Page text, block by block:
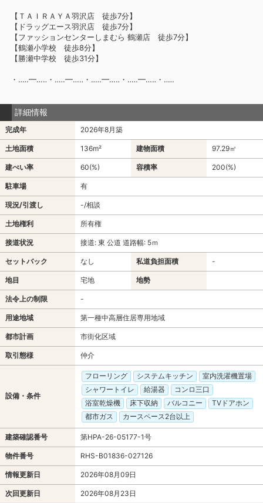
【ＴＡＩＲＡＹＡ羽沢店 徒歩7分】
【ドラッグエース羽沢店 徒歩7分】
【ファッションセンターしまむら 鶴瀬店 徒歩7分】
【鶴瀬小学校 徒歩8分】
【勝瀬中学校 徒歩31分】
・‥…━…‥・‥…━…‥・‥…━…‥・‥…━…‥・‥…
詳細情報
完成年 2026年8月築
土地面積 136m² 建物面積 97.29㎡
建ぺい率 60(%) 容積率 200(%)
駐車場 有
現況/引渡し -/相談
土地権利 所有権
接道状況 接道: 東 公道 道路幅: 5ｍ
セットバック なし 私道負担面積 -
地目 宅地 地勢
法令上の制限 -
用途地域 第一種中高層住居専用地域
都市計画 市街化区域
取引態様 仲介
設備・条件
フローリング システムキッチン
室内洗濯機置場
シャワートイレ
給湯器
コンロ三口
浴室乾燥機
床下収納 バルコニー
TVドアホン
都市ガス
カースペース2台以上
建築確認番号 第HPA-26-05177-1号
物件番号 RHS-B01836-027126
情報更新日 2026年08月09日
次回更新日
2026年08月23日